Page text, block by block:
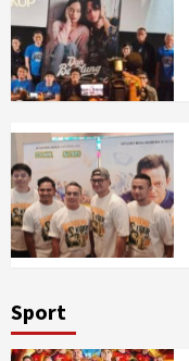
Sport